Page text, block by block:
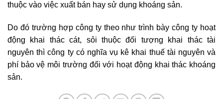
thuộc vào việc xuất bán hay sử dụng khoáng sản.
Do đó trường hợp công ty theo như trình bày công ty hoạt
động khai thác cát, sỏi thuộc đối tượng khai thác tài
nguyên thì công ty có nghĩa vụ kê khai thuế tài nguyên và
phí bảo vệ môi trường đối với hoạt động khai thác khoáng
sản.